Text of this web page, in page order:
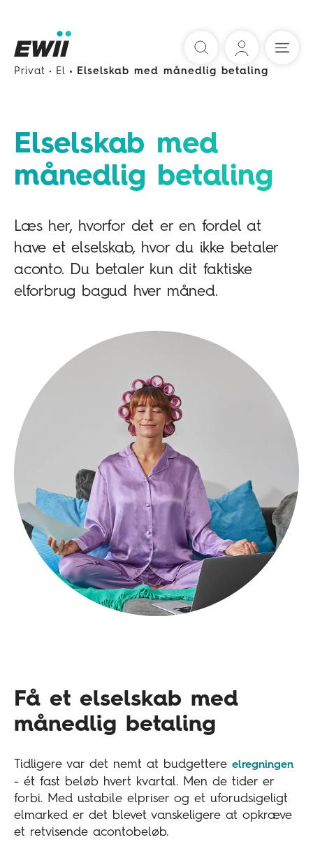
Privat El Elselskab med månedlig betaling
Elselskab med
månedlig betaling
Læs her, hvorfor det er en fordel at
have et elselskab, hvor du ikke betaler
aconto. Du betaler kun dit faktiske
elforbrug bagud hver måned.
Få et elselskab med
månedlig betaling
Tidligere var det nemt at budgettere elregningen
- ét fast beløb hvert kvartal. Men de tider er
forbi. Med ustabile elpriser og et uforudsigeligt
elmarked er det blevet vanskeligere at opkræve
et retvisende acontobeløb.